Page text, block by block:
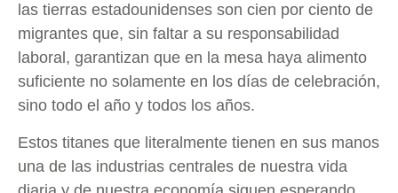
las tierras estadounidenses son cien por ciento de
migrantes que, sin faltar a su responsabilidad
laboral, garantizan que en la mesa haya alimento
suficiente no solamente en los días de celebración,
sino todo el año y todos los años.
Estos titanes que literalmente tienen en sus manos
una de las industrias centrales de nuestra vida